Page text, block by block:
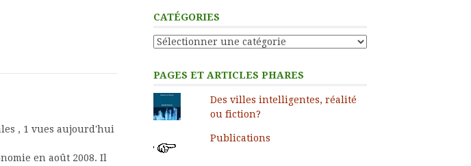
, 1 vues aujourd'hui
en août 2008. Il
CATÉGORIES
Catégories
PAGES ET ARTICLES PHARES
Des villes intelligentes, réalité
ou fiction?
Publications